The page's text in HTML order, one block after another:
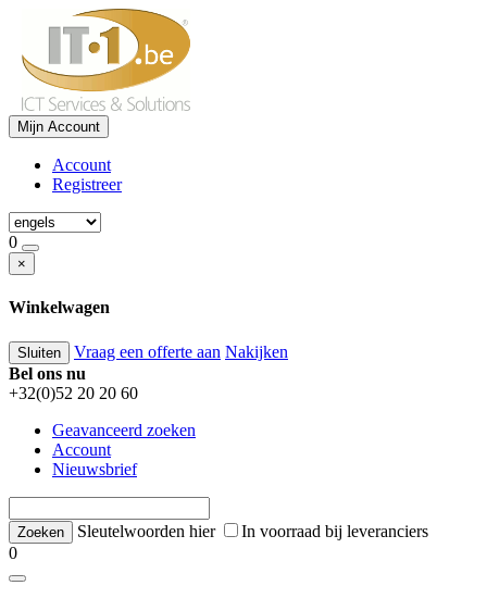
Mijn Account
Account
Registreer
0
×
Winkelwagen
Sluiten Vraag een offerte aan Nakijken
Bel ons nu
+32(0)52 20 20 60
Geavanceerd zoeken
Account
Nieuwsbrief
Sleutelwoorden hier
In voorraad bij leveranciers
0